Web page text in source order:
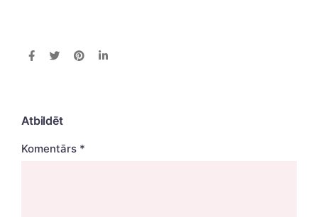
Atbildēt
Komentārs *